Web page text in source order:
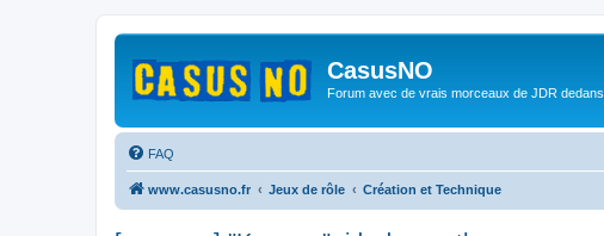
CasusNO
Forum avec de vrais morceaux de JDR dedans.
FAQ
www.casusno.fr Jeux de rôle Création et Technique